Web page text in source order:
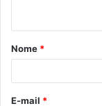
á
r
Nome *
E-mail *